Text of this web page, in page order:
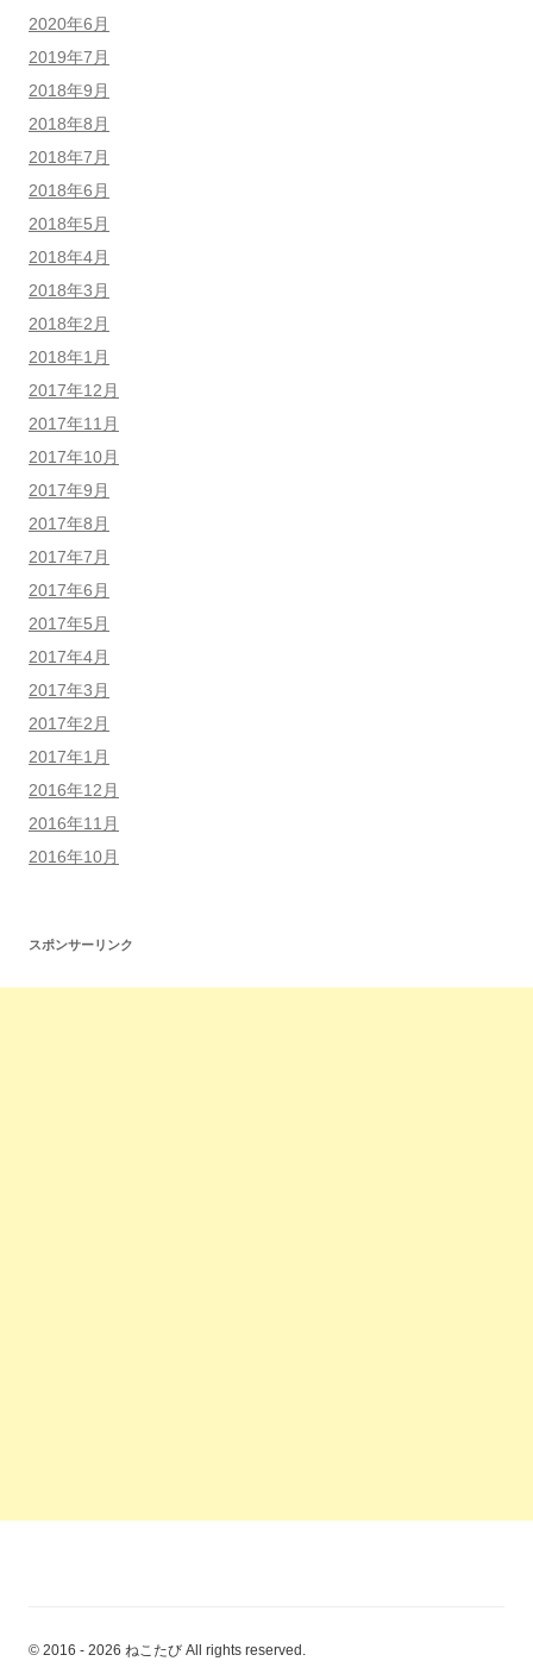
2020年6月
2019年7月
2018年9月
2018年8月
2018年7月
2018年6月
2018年5月
2018年4月
2018年3月
2018年2月
2018年1月
2017年12月
2017年11月
2017年10月
2017年9月
2017年8月
2017年7月
2017年6月
2017年5月
2017年4月
2017年3月
2017年2月
2017年1月
2016年12月
2016年11月
2016年10月
スポンサーリンク
© 2016 - 2026 ねこたび All rights reserved.